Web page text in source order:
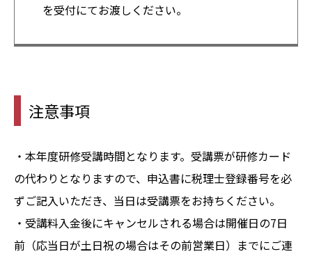
を受付にてお渡しください。
注意事項
・本年度研修受講時間となります。受講票が研修カード
の代わりとなりますので、申込書に税理士登録番号を必
ずご記入いただき、当日は受講票をお持ちください。
・受講料入金後にキャンセルされる場合は開催日の7日
前（応当日が土日祝の場合はその前営業日）までにご連